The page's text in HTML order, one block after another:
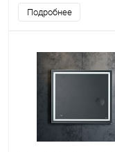
Подробнее